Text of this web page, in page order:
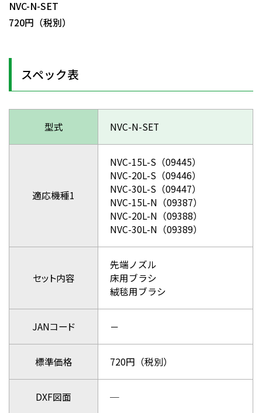
NVC-N-SET
720円（税別）
スペック表
型式 NVC-N-SET
適応機種1
NVC-15L-S（09445）
NVC-20L-S（09446）
NVC-30L-S（09447）
NVC-15L-N（09387）
NVC-20L-N（09388）
NVC-30L-N（09389）
セット内容
先端ノズル
床用ブラシ
絨毯用ブラシ
JANコード －
標準価格 720円（税別）
DXF図面 ─